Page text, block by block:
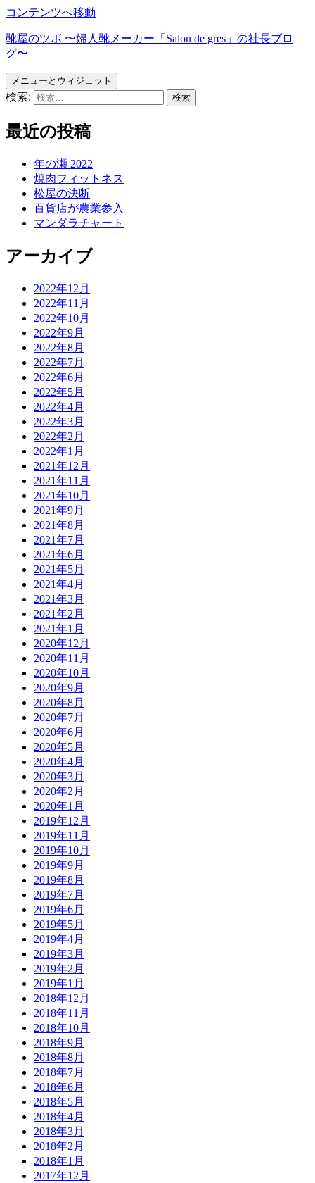
コンテンツへ移動
靴屋のツボ 〜婦人靴メーカー「Salon de gres」の社長ブロ
グ〜
メニューとウィジェット
検索:
最近の投稿
年の瀬 2022
焼肉フィットネス
松屋の決断
百貨店が農業参入
マンダラチャート
アーカイブ
2022年12月
2022年11月
2022年10月
2022年9月
2022年8月
2022年7月
2022年6月
2022年5月
2022年4月
2022年3月
2022年2月
2022年1月
2021年12月
2021年11月
2021年10月
2021年9月
2021年8月
2021年7月
2021年6月
2021年5月
2021年4月
2021年3月
2021年2月
2021年1月
2020年12月
2020年11月
2020年10月
2020年9月
2020年8月
2020年7月
2020年6月
2020年5月
2020年4月
2020年3月
2020年2月
2020年1月
2019年12月
2019年11月
2019年10月
2019年9月
2019年8月
2019年7月
2019年6月
2019年5月
2019年4月
2019年3月
2019年2月
2019年1月
2018年12月
2018年11月
2018年10月
2018年9月
2018年8月
2018年7月
2018年6月
2018年5月
2018年4月
2018年3月
2018年2月
2018年1月
2017年12月